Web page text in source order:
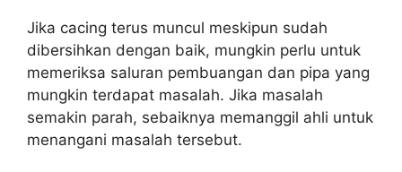
Jika cacing terus muncul meskipun sudah
dibersihkan dengan baik, mungkin perlu untuk
memeriksa saluran pembuangan dan pipa yang
mungkin terdapat masalah. Jika masalah
semakin parah, sebaiknya memanggil ahli untuk
menangani masalah tersebut.